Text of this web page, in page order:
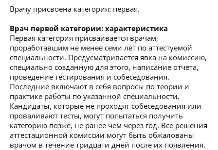
Врачу присвоена категория: первая.
Врач первой категории: характеристика
Первая категория присваивается врачам,
проработавшим не менее семи лет по аттестуемой
специальности. Предусматривается явка на комиссию,
специально созданную для этого, написание отчета,
проведение тестирования и собеседования.
Последние включают в себя вопросы по теории и
практике работы по указанной специальности.
Кандидаты, которые не проходят собеседования или
проваливают тесты, могут попытаться получить
категорию позже, не ранее чем через год. Все решения
аттестационной комиссии могут быть обжалованы
врачом в течение тридцати дней после их появления.